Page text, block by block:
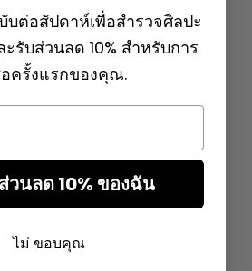
ายและขจัดรอยฟกช้ำใดๆ
(ยกเลิก)
ต่อสัปดาห์เพื่อสำรวจศิลปะ
รับส่วนลด 10% สำหรับการ
ครั้งแรกของคุณ.
วนลด 10% ของฉัน
ไม่ ขอบคุณ